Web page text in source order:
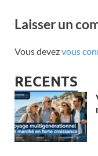
Laisser un
Vous devezvous
RECENTS